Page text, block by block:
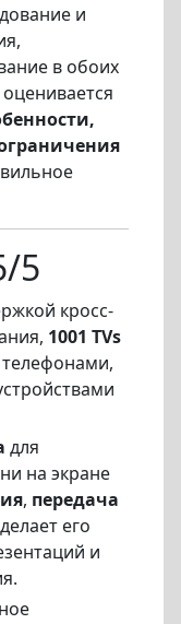
и
в обоих
5
кросс-
1001 TVs
для
на экране
, передача
его
и